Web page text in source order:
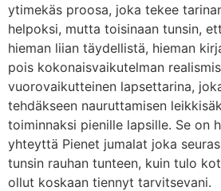
ytimekäs proosa, joka tekee
helpoksi, mutta toisinaan tunsin,
hieman liian täydellistä, hieman
pois kokonaisvaikutelman
vuorovaikutteinen lapsettarina,
tehdäkseen nauruttamisen
toiminnaksi pienille lapsille. Se on
yhteyttä Pienet jumalat joka
tunsin rauhan tunteen, kuin tulo
ollut koskaan tiennyt tarvitsevani.